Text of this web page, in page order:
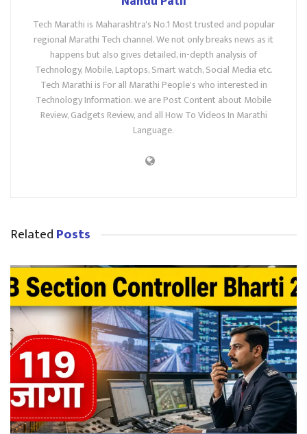
Tech Marathi is Maharashtra's No.1 Most trusted and popular
regional Marathi Tech channel. We not only breaks news as it
happens but also gives detailed, in-depth analysis of
Technology, Mobile, Laptops, Smart watch, Social Media etc.
Tech Marathi is For all Marathi People's who interested in
Technology Information. we are Post Content about Mobile
Review, Gadgets Review, and all How To Videos In Marathi
Language.
RelatedPosts